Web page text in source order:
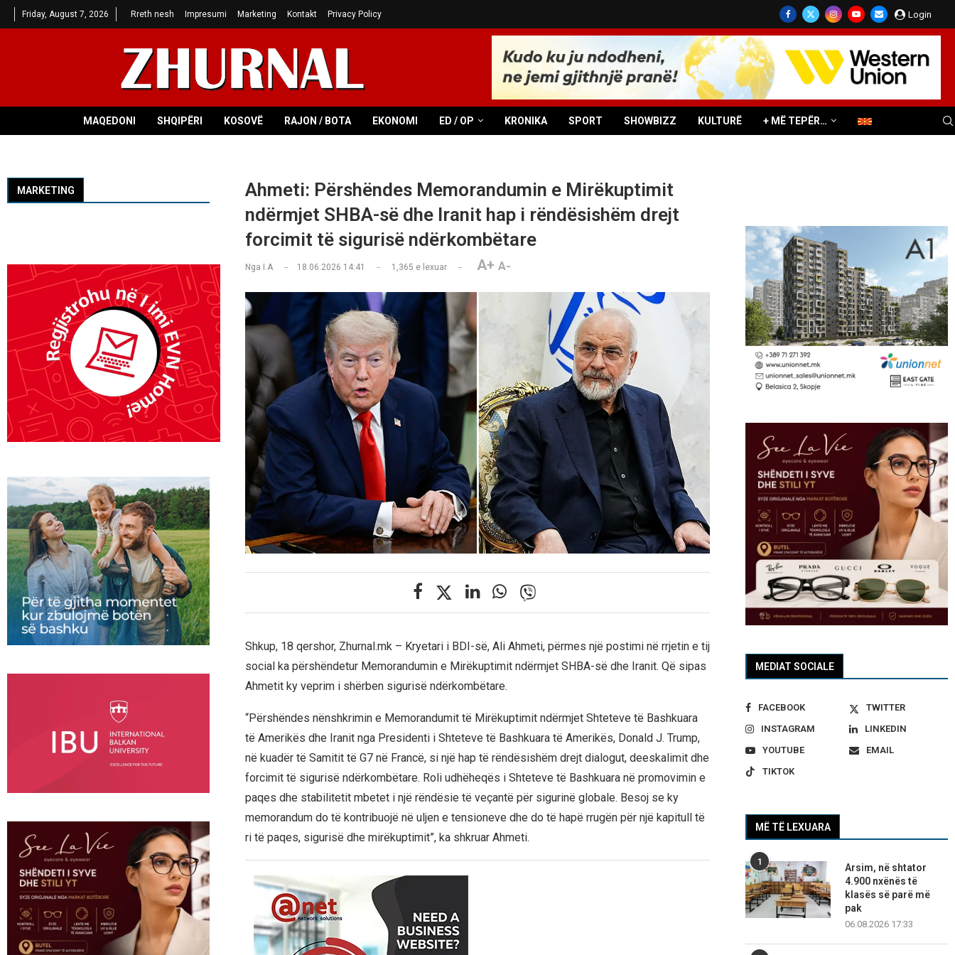
Friday, August 7, 2026 Rreth nesh Impresumi Marketing Kontakt Privacy Policy Login
MAQEDONI SHQIPËRI KOSOVË RAJON / BOTA EKONOMI ED / OP KRONIKA SPORT SHOWBIZZ KULTURË + MË TEPËR…
Ahmeti: Përshëndes Memorandumin e Mirëkuptimit
ndërmjet SHBA-së dhe Iranit hap i rëndësishëm drejt
forcimit të sigurisë ndërkombëtare
Nga I.A 18.06.2026 14:41 1,365 e lexuar A+ A-
Shkup, 18 qershor, Zhurnal.mk – Kryetari i BDI-së, Ali Ahmeti, përmes një postimi në rrjetin e tij
social ka përshëndetur Memorandumin e Mirëkuptimit ndërmjet SHBA-së dhe Iranit. Që sipas
Ahmetit ky veprim i shërben sigurisë ndërkombëtare.
“Përshëndes nënshkrimin e Memorandumit të Mirëkuptimit ndërmjet Shteteve të Bashkuara
të Amerikës dhe Iranit nga Presidenti i Shteteve të Bashkuara të Amerikës, Donald J. Trump,
në kuadër të Samitit të G7 në Francë, si një hap të rëndësishëm drejt dialogut, deeskalimit dhe
forcimit të sigurisë ndërkombëtare. Roli udhëheqës i Shteteve të Bashkuara në promovimin e
paqes dhe stabilitetit mbetet i një rëndësie të veçantë për sigurinë globale. Besoj se ky
memorandum do të kontribuojë në uljen e tensioneve dhe do të hapë rrugën për një kapitull të
ri të paqes, sigurisë dhe mirëkuptimit”, ka shkruar Ahmeti.
MEDIAT SOCIALE
FACEBOOK
TWITTER
INSTAGRAM
LINKEDIN
YOUTUBE
EMAIL
TIKTOK
MË TË LEXUARA
1
Arsim, në shtator
4.900 nxënës të
klasës së parë më
pak
06.08.2026 17:33
MARKETING